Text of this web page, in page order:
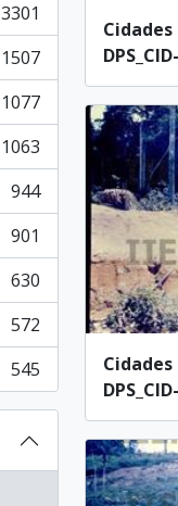
3301
1507
1077
1063
944
901
630
572
545
Cidades
Cidades